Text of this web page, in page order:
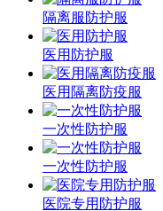
隔离服防护服
医用防护服
医用隔离防疫服
一次性防护服
一次性防护服
医院专用防护服